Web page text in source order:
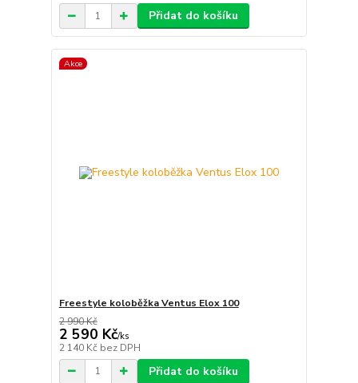
Přidat do košíku
Akce
Freestyle koloběžka Ventus Elox 100
2 990 Kč
2 590 Kč/ks
2 140 Kč bez DPH
Přidat do košíku